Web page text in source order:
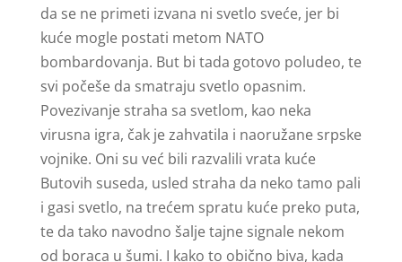
da se ne primeti izvana ni svetlo sveće, jer bi
kuće mogle postati metom NATO
bombardovanja. But bi tada gotovo poludeo, te
svi počeše da smatraju svetlo opasnim.
Povezivanje straha sa svetlom, kao neka
virusna igra, čak je zahvatila i naoružane srpske
vojnike. Oni su već bili razvalili vrata kuće
Butovih suseda, usled straha da neko tamo pali
i gasi svetlo, na trećem spratu kuće preko puta,
te da tako navodno šalje tajne signale nekom
od boraca u šumi. I kako to obično biva, kada